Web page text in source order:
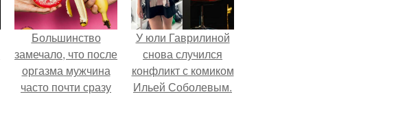
Большинство
замечало, что после
оргазма мужчина
часто почти сразу
У юли Гаврилиной
снова случился
конфликт с комиком
Ильей Соболевым.